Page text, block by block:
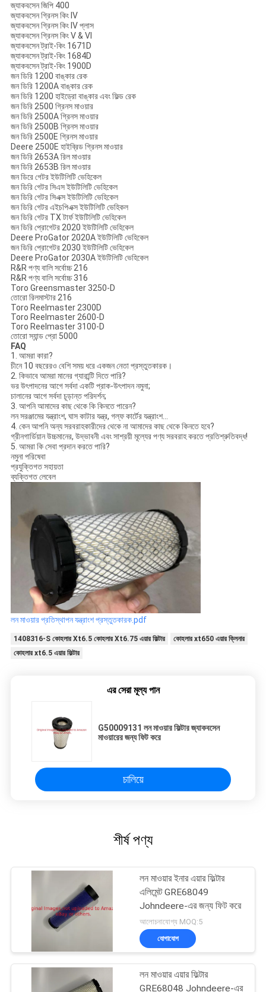
জ্যাকবসেন জিপি 400
জ্যাকবসেন গ্রিনস কিং IV
জ্যাকবসেন গ্রিনস কিং IV প্লাস
জ্যাকবসেন গ্রিনস কিং V & VI
জ্যাকবসেন ট্রাই-কিং 1671D
জ্যাকবসেন ট্রাই-কিং 1684D
জ্যাকবসেন ট্রাই-কিং 1900D
জন ডিরি 1200 বাঙ্কার রেক
জন ডিরি 1200A বাঙ্কার রেক
জন ডিরি 1200 হাইড্রো বাঙ্কার এবং ফিল্ড রেক
জন ডিরি 2500 গ্রিনস মাওয়ার
জন ডিরি 2500A গ্রিনস মাওয়ার
জন ডিরি 2500B গ্রিনস মাওয়ার
জন ডিরি 2500E গ্রিনস মাওয়ার
Deere 2500E হাইব্রিড গ্রিনস মাওয়ার
জন ডিরি 2653A রিল মাওয়ার
জন ডিরি 2653B রিল মাওয়ার
জন ডিরে গেটর ইউটিলিটি ভেহিকেল
জন ডিরি গেটর সিএস ইউটিলিটি ভেহিকেল
জন ডিরি গেটর সিএক্স ইউটিলিটি ভেহিকেল
জন ডিরি গেটর এইচপিএক্স ইউটিলিটি ভেহিকল
জন ডিরি গেটর TX টার্ফ ইউটিলিটি ভেহিকেল
জন ডিরি প্রোগেটর 2020 ইউটিলিটি ভেহিকেল
Deere ProGator 2020A ইউটিলিটি ভেহিকেল
জন ডিরি প্রোগেটর 2030 ইউটিলিটি ভেহিকেল
Deere ProGator 2030A ইউটিলিটি ভেহিকেল
R&R পণ্য বালি সর্বোচ্চ 216
R&R পণ্য বালি সর্বোচ্চ 316
Toro Greensmaster 3250-D
তোরো রিলমাস্টার 216
Toro Reelmaster 2300D
Toro Reelmaster 2600-D
Toro Reelmaster 3100-D
তোরো স্যান্ড প্রো 5000
FAQ
1. আমরা কারা?
চীনে 10 বছরেরও বেশি সময় ধরে একজন নেতা প্রস্তুতকারক।
2. কিভাবে আমরা মানের গ্যারান্টি দিতে পারি?
ভর উৎপাদনের আগে সর্বদা একটি প্রাক-উৎপাদন নমুনা;
চালানের আগে সর্বদা চূড়ান্ত পরিদর্শন;
3. আপনি আমাদের কাছ থেকে কি কিনতে পারেন?
লন সরঞ্জামের যন্ত্রাংশ, ঘাস কাটার যন্ত্র, গল্ফ কার্টের যন্ত্রাংশ...
4. কেন আপনি অন্য সরবরাহকারীদের থেকে না আমাদের কাছ থেকে কিনতে হবে?
গ্রীনগার্ডিয়ান উচ্চমানের, উদ্ভাবনী এবং সাশ্রয়ী মূল্যের পণ্য সরবরাহ করতে প্রতিশ্রুতিবদ্ধ!
5. আমরা কি সেবা প্রদান করতে পারি?
নমুনা পরিষেবা
প্রযুক্তিগত সহায়তা
ব্যক্তিগত লেবেল
লন মাওয়ার প্রতিস্থাপন যন্ত্রাংশ প্রস্তুতকারক.pdf
1408316-S কোহলার Xt6.5 কোহলার Xt6.75 এয়ার ফিল্টার
কোহলার xt650 এয়ার ক্লিনার
কোহলার xt6.5 এয়ার ফিল্টার
এর সেরা মূল্য পান
G50009131 লন মাওয়ার ফিল্টার জ্যাকবসেন
মাওয়ারের জন্য ফিট করে
চালিয়ে
শীর্ষ পণ্য
লন মাওয়ার ইনার এয়ার ফিল্টার
এলিমেন্ট GRE68049
Johndeere-এর জন্য ফিট করে
আলোচনাযোগ্য MOQ:5
যোগাযোগ
লন মাওয়ার এয়ার ফিল্টার
GRE68048 Johndeere-এর